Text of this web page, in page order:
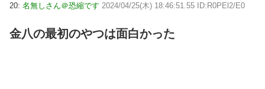
20: 名無しさん＠恐縮です 2024/04/25(木) 18:46:51.55 ID:R0PEl2/E0
金八の最初のやつは面白かった